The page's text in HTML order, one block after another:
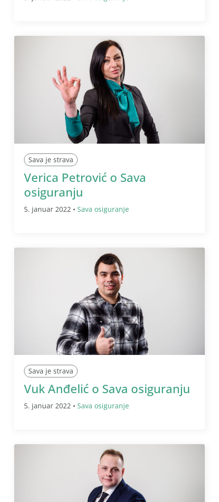
Sava je strava
Verica Petrović o Sava
osiguranju
5. januar 2022 • Sava osiguranje
Sava je strava
Vuk Anđelić o Sava osiguranju
5. januar 2022 • Sava osiguranje